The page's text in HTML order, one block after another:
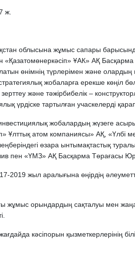
облысына жұмыс сапары
ҰАК» АҚ Басқарма
өнімнің түрлерімен және
жобаларға ерекше көңіл
және тәжiрбибелiк –
үрдіске тартылған учаскелерді
жобалардың жүзеге
атом компаниясы» АҚ, «Үлбі
өзара ынтымақтастық
пен «ҮМЗ» АҚ Басқарма Төрағасы
2019 жыл аралығына өңірдің
жұмыс орындардың сақталуы мен
кәсіпорын қызметкерлерінің